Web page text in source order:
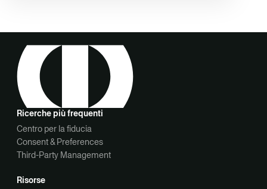
Ricerche più frequenti
Centro per la fiducia
Consent & Preferences
Third-Party Management
Risorse